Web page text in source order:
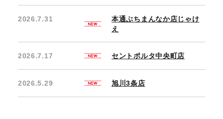
2026.7.31
本通ぶちまんなか店じゃけ
え
2026.7.17 セントポルタ中央町店
2026.5.29 旭川3条店